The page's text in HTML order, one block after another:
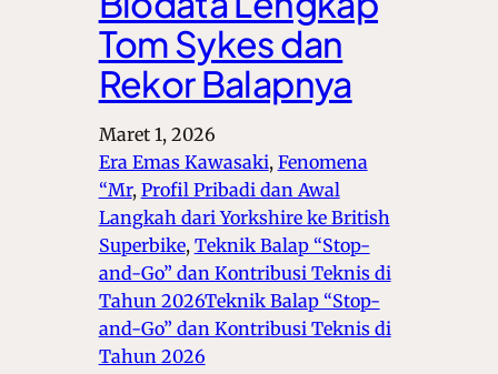
Tom Sykes dan
Rekor Balapnya
Maret 1, 2026
Era Emas Kawasaki, Fenomena
“Mr, Profil Pribadi dan Awal
Langkah dari Yorkshire ke British
Superbike, Teknik Balap “Stop-
and-Go” dan Kontribusi Teknis di
Tahun 2026Teknik Balap “Stop-
and-Go” dan Kontribusi Teknis di
Tahun 2026